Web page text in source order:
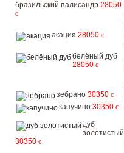
бразильский палисандр 28050
c
акация 28050 c
белёный дуб
28050 c
зебрано 30350 c
капучино 30350 c
дуб
золотистый
30350 c